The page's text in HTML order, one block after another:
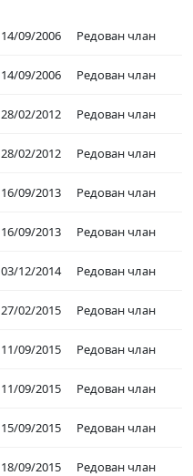
14/09/2006 Редован члан
14/09/2006 Редован члан
28/02/2012 Редован члан
28/02/2012 Редован члан
16/09/2013 Редован члан
16/09/2013 Редован члан
03/12/2014 Редован члан
27/02/2015 Редован члан
11/09/2015 Редован члан
11/09/2015 Редован члан
15/09/2015 Редован члан
18/09/2015 Редован члан